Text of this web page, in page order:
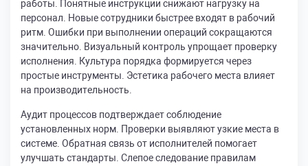
работы. Понятные инструкции снижают нагрузку на
персонал. Новые сотрудники быстрее входят в рабочий
ритм. Ошибки при выполнении операций сокращаются
значительно. Визуальный контроль упрощает проверку
исполнения. Культура порядка формируется через
простые инструменты. Эстетика рабочего места влияет
на производительность.
Аудит процессов подтверждает соблюдение
установленных норм. Проверки выявляют узкие места в
системе. Обратная связь от исполнителей помогает
улучшать стандарты. Слепое следование правилам